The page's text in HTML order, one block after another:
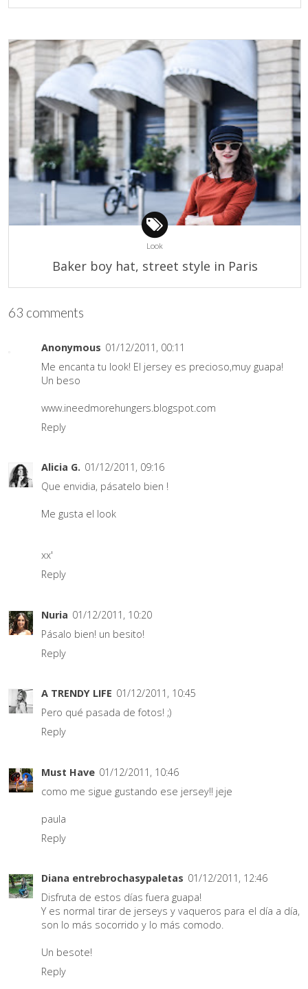
Look
Baker boy hat, street style in Paris
63 comments
Anonymous 01/12/2011, 00:11
Me encanta tu look! El jersey es precioso,muy guapa!
Un beso
www.ineedmorehungers.blogspot.com
Reply
Alicia G. 01/12/2011, 09:16
Que envidia, pásatelo bien !
Me gusta el look
xx'
Reply
Nuria 01/12/2011, 10:20
Pásalo bien! un besito!
Reply
A TRENDY LIFE 01/12/2011, 10:45
Pero qué pasada de fotos! ;)
Reply
Must Have 01/12/2011, 10:46
como me sigue gustando ese jersey!! jeje
paula
Reply
Diana entrebrochasypaletas 01/12/2011, 12:46
Disfruta de estos días fuera guapa!
Y es normal tirar de jerseys y vaqueros para el día a día,
son lo más socorrido y lo más comodo.
Un besote!
Reply